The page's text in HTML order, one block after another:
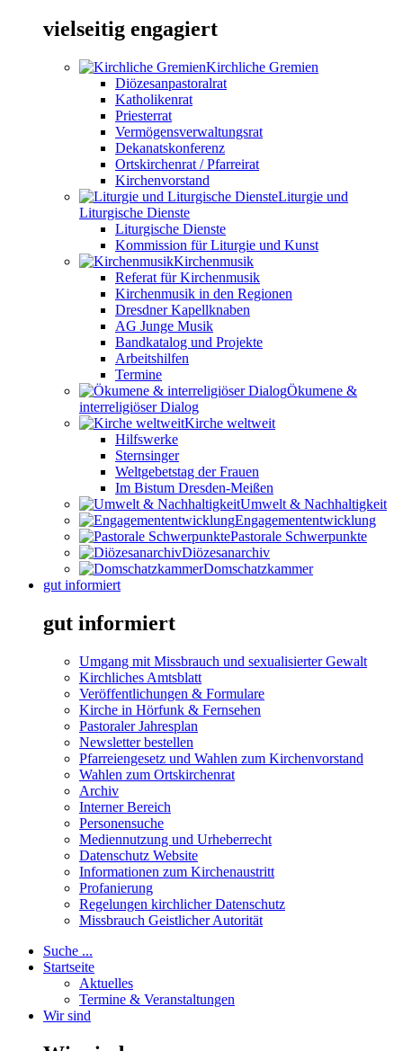
vielseitig engagiert
Kirchliche Gremien
Diözesanpastoralrat
Katholikenrat
Priesterrat
Vermögensverwaltungsrat
Dekanatskonferenz
Ortskirchenrat / Pfarreirat
Kirchenvorstand
Liturgie und
Liturgische Dienste
Liturgische Dienste
Kommission für Liturgie und Kunst
Kirchenmusik
Referat für Kirchenmusik
Kirchenmusik in den Regionen
Dresdner Kapellknaben
AG Junge Musik
Bandkatalog und Projekte
Arbeitshilfen
Termine
Ökumene &
interreligiöser Dialog
Kirche weltweit
Hilfswerke
Sternsinger
Weltgebetstag der Frauen
Im Bistum Dresden-Meißen
Umwelt & Nachhaltigkeit
Engagemententwicklung
Pastorale Schwerpunkte
Diözesanarchiv
Domschatzkammer
gut informiert
gut informiert
Umgang mit Missbrauch und sexualisierter Gewalt
Kirchliches Amtsblatt
Veröffentlichungen & Formulare
Kirche in Hörfunk & Fernsehen
Pastoraler Jahresplan
Newsletter bestellen
Pfarreiengesetz und Wahlen zum Kirchenvorstand
Wahlen zum Ortskirchenrat
Archiv
Interner Bereich
Personensuche
Mediennutzung und Urheberrecht
Datenschutz Website
Informationen zum Kirchenaustritt
Profanierung
Regelungen kirchlicher Datenschutz
Missbrauch Geistlicher Autorität
Suche ...
Startseite
Aktuelles
Termine & Veranstaltungen
Wir sind